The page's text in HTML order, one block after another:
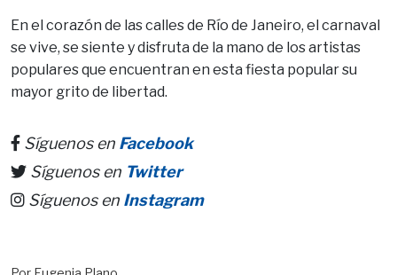
En el corazón de las calles de Río de Janeiro, el carnaval
se vive, se siente y disfruta de la mano de los artistas
populares que encuentran en esta fiesta popular su
mayor grito de libertad.
Síguenos en Facebook
Síguenos en Twitter
Síguenos en Instagram